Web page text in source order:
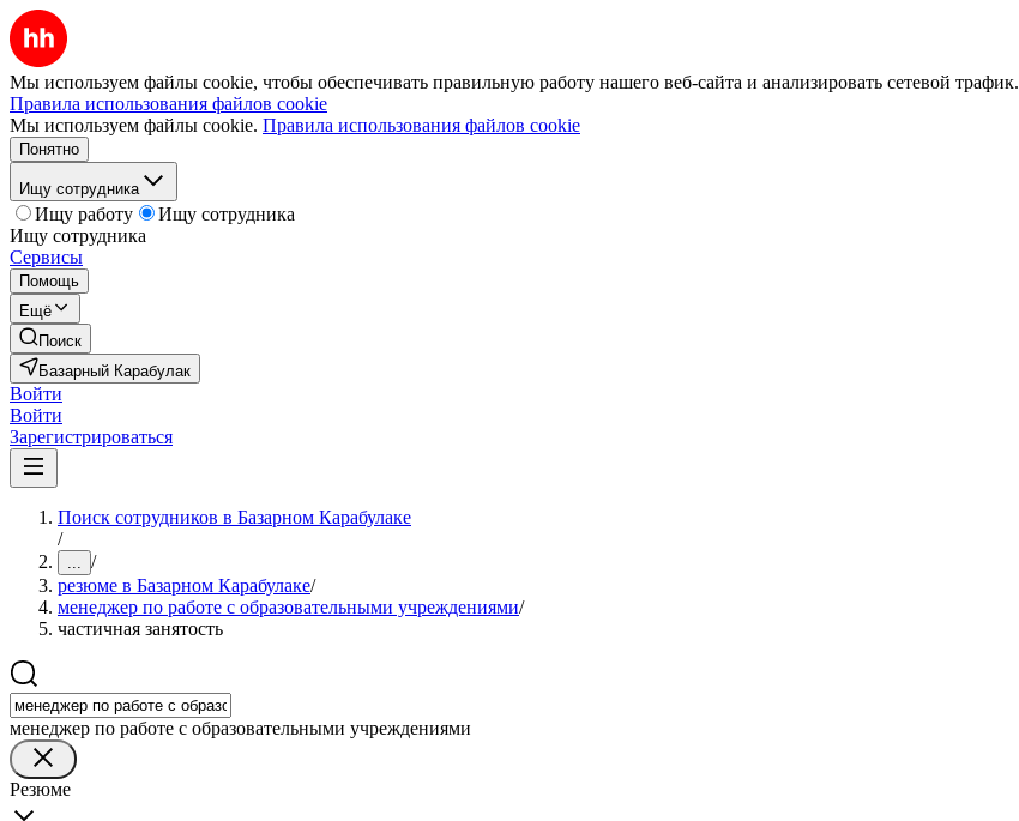
Мы используем файлы cookie, чтобы обеспечивать правильную работу нашего веб-сайта и анализировать сетевой трафик.
Правила использования файлов cookie
Мы используем файлы cookie. Правила использования файлов cookie
Понятно
Ищу сотрудника
Ищу работу
Ищу сотрудника
Ищу сотрудника
Сервисы
Помощь
Ещё
Поиск
Базарный Карабулак
Войти
Войти
Зарегистрироваться
Поиск сотрудников в Базарном Карабулаке
/
... /
резюме в Базарном Карабулаке/
менеджер по работе с образовательными учреждениями/
частичная занятость
менеджер по работе с образовательными учреждениями
Резюме